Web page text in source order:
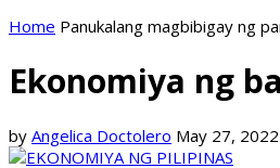
Home Panukalang magbibigay ng
Ekonomiya ng
by Angelica Doctolero May 27, 2022